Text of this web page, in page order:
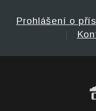
Prohlášení o